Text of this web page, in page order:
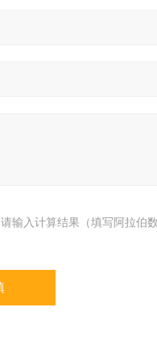
请输入计算结果（填写阿拉伯